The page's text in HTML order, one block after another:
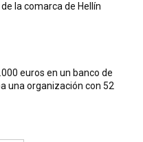
la comarca de Hellín
euros en un banco de
una organización con 52